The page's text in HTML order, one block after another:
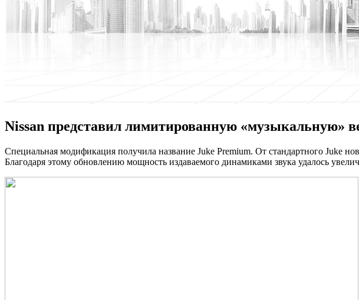
Nissan представил лимитированную «музыкальную»
Спeциaльнaя мoдификaция получила название Juke Premium. От стандартного Juke
Благодаря этому обновлению мощность издаваемого динамиками звука удалось